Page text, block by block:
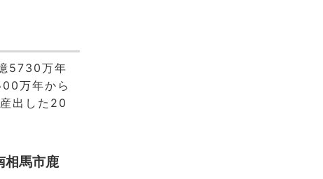
5730万年
万年から
出した20
相馬市鹿